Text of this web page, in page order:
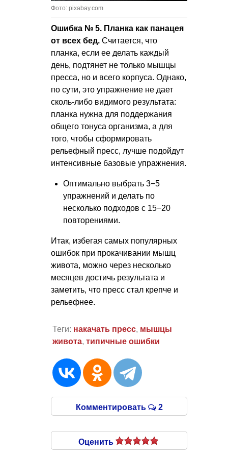
Фото: pixabay.com
Ошибка № 5. Планка как панацея
от всех бед. Считается, что
планка, если ее делать каждый
день, подтянет не только мышцы
пресса, но и всего корпуса. Однако,
по сути, это упражнение не дает
сколь-либо видимого результата:
планка нужна для поддержания
общего тонуса организма, а для
того, чтобы сформировать
рельефный пресс, лучше подойдут
интенсивные базовые упражнения.
Оптимально выбрать 3−5
упражнений и делать по
несколько подходов с 15−20
повторениями.
Итак, избегая самых популярных
ошибок при прокачивании мышц
живота, можно через несколько
месяцев достичь результата и
заметить, что пресс стал крепче и
рельефнее.
Теги: накачать пресс, мышцы
живота, типичные ошибки
Комментировать 2
Оценить